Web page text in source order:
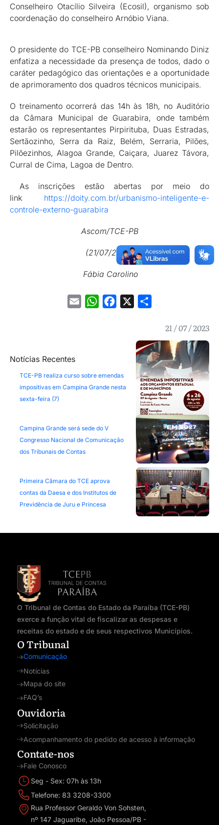
Conselheiro Otacílio Silveira (Ecosil), organismo sob
coordenação do conselheiro Arnóbio Viana.
O presidente do TCE-PB conselheiro Nominando Diniz
enfatiza a necessidade da presença de todos, dado o
caráter pedagógico das orientações e a oportunidade
de aprimoramento dos quadros técnicos municipais.
O treinamento ocorrerá das 14h às 18h, no Auditório
da Câmara Municipal de Guarabira, onde também
estarão os representantes Pirpirituba, Duas Estradas,
Sertãozinho, Serra da Raiz, Belém, Serraria, Pilões,
Pilõezinhos, Alagoa Grande, Caiçara, Juarez Távora,
Curral de Cima, Lagoa de Dentro.
As inscrições estão abertas por meio do
link https://doity.com.br/urbanismo-inteligente-e-
controle-externo-guarabira
Ascom/TCE-PB
(21/07/2023)
Fábia Carolino
Email WhatsAppFacebook
21 / 07 / 2023
Notícias Recentes
TCE-PB realiza curso sobre emendas
impositivas em Campina Grande nesta
sexta-feira (7)
Campina Grande será sede do V
Congresso Nacional de Comunicação
dos Tribunais de Contas
Primeira Câmara do TCE aprova
contas da Daesa e dos Institutos de
Previdência de Juru e Princesa
O Tribunal de Contas do Estado da Paraíba (TCE-PB)
exerce a função vital de fiscalizar as despesas e
receitas do estado e de seus respectivos Municípios.
O Tribunal
Comunicação
Notícias
Mapa do site
FAQ’s
Ouvidoria
Solicitação
Acompanhamento do pedido de acesso à informação
Contate-nos
Fale Conosco
Seg - Sex: 07h às 13h
Telefone: 83 3208-3300
Rua Professor Geraldo Von Sohsten,
nº 147 Jaguaribe, João Pessoa/PB -